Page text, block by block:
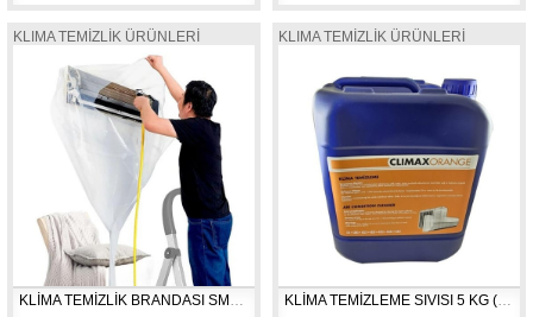
KLIMA TEMİZLİK ÜRÜNLERİ KLIMA TEMİZLİK ÜRÜNLERİ